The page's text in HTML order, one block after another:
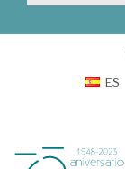
ES